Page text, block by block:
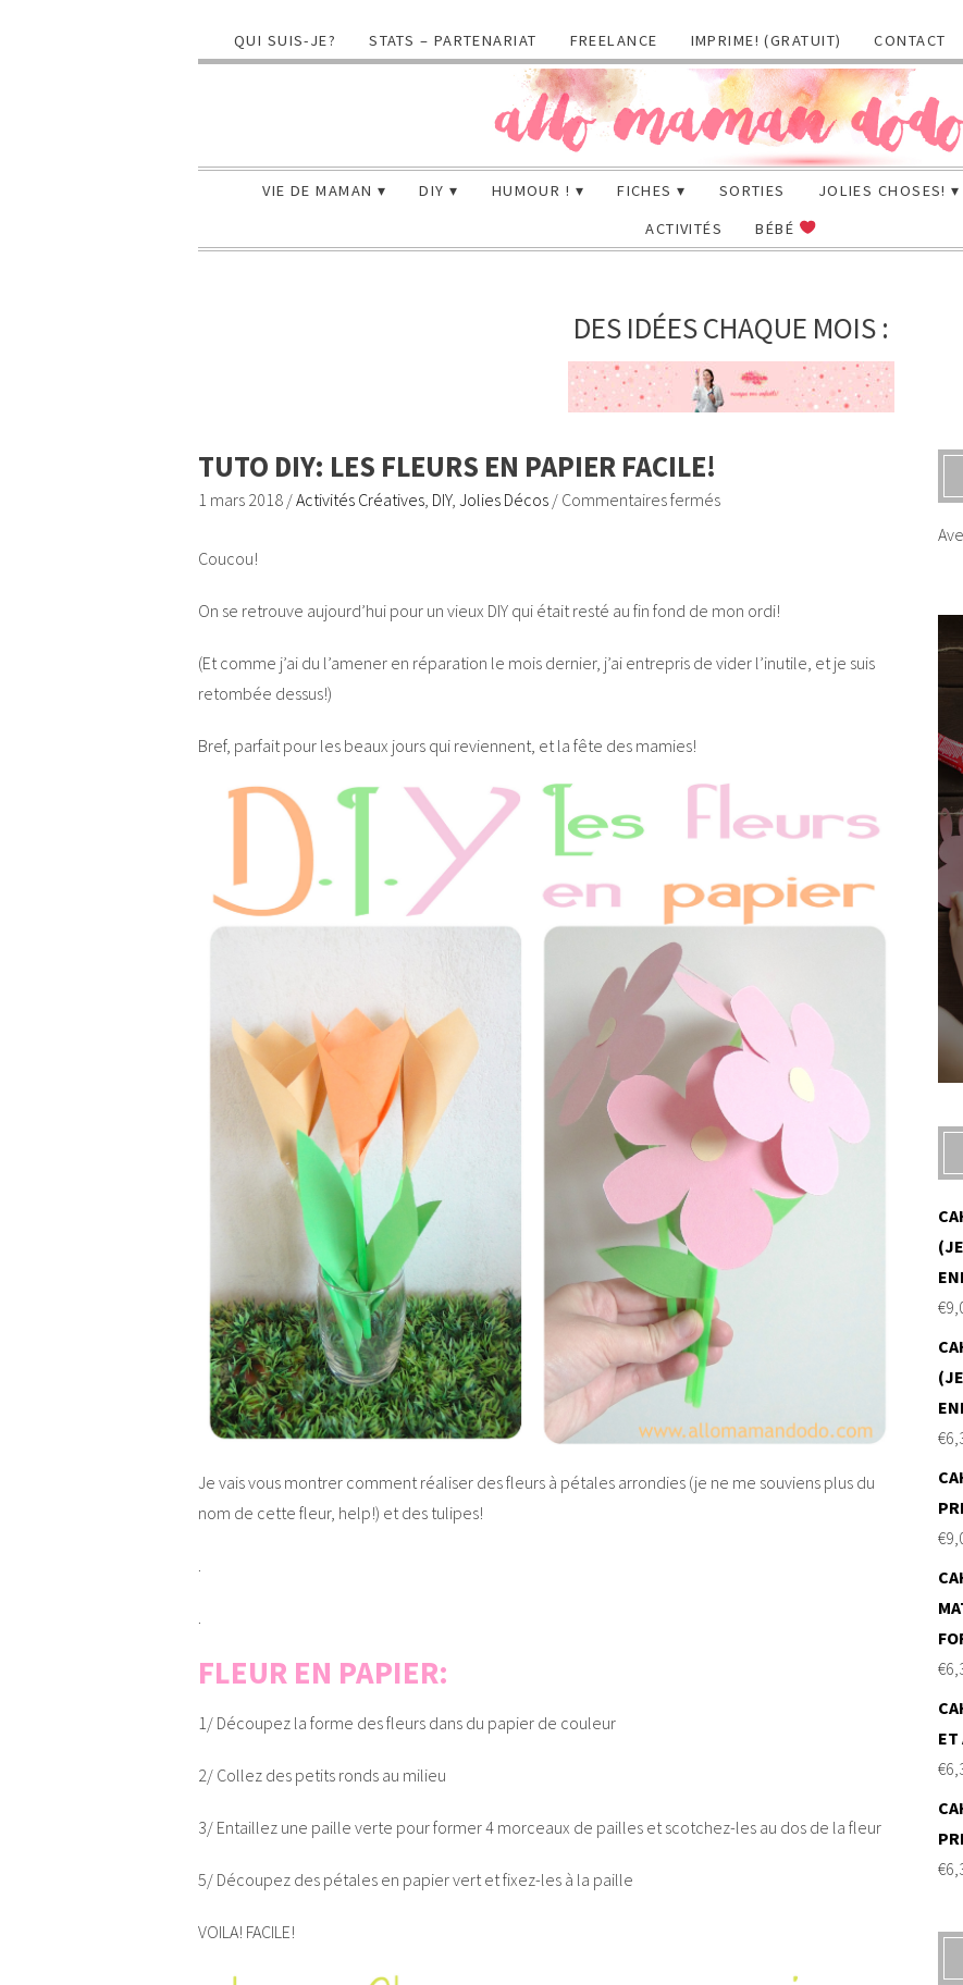
QUI SUIS-JE? STATS – PARTENARIAT FREELANCE IMPRIME! (GRATUIT) CONTACT
VIE DE MAMAN DIY HUMOUR ! FICHES SORTIES JOLIES CHOSES!
ACTIVITÉS
BÉBÉ
DES IDÉES CHAQUE MOIS :
TUTO DIY: LES FLEURS EN PAPIER FACILE!
1 mars 2018 /Activités Créatives DIY, Jolies Décos / Commentaires fermés
Coucou!
On se retrouve aujourd’hui pour un vieux DIY qui était resté au fin fond de mon ordi!
(Et comme j’ai du l’amener en réparation le mois dernier, j’ai entrepris de vider l’inutile, et je suis
retombée dessus!)
Bref, parfait pour les beaux jours qui reviennent, et la fête des mamies!
Je vais vous montrer comment réaliser des fleurs à pétales arrondies (je ne me souviens plus du
nom de cette fleur, help!) et des tulipes!
FLEUR EN PAPIER:
1/ Découpez la forme des fleurs dans du papier de couleur
2/ Collez des petits ronds au milieu
3/ Entaillez une paille verte pour former 4 morceaux de pailles et scotchez-les au dos de la fleur
5/ Découpez des pétales en papier vert et fixez-les à la paille
VOILA! FACILE!
€
€
€
€
ET
€
€